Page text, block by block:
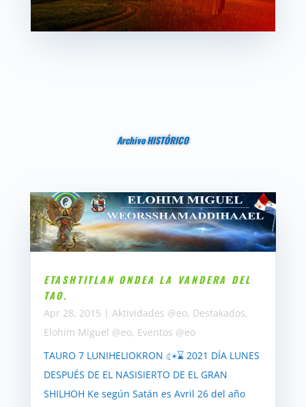
Archivo HISTÓRICO
ETASHTITLAN ONDEA LA VANDERA DEL
TAO.
Apr 28, 2015 | Aktividades @eo, Destakados,
Elohim Miguel @eo, Eventos @eo
TAURO 7 LUNIHELIOKRON ☾☀⌛ 2021 DÍA LUNES
DESPUÉS DE EL NASISIERTO DE EL GRAN
SHILHOH Ke según Satán es Avril 26 del año